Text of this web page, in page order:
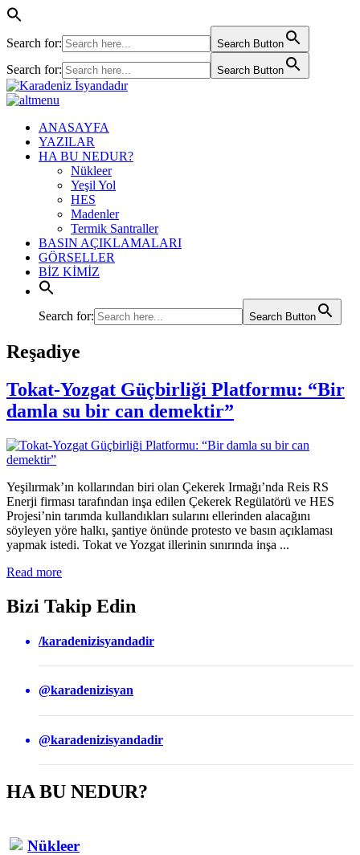
Search for: Search Button
Search for: Search Button
ANASAYFA
YAZILAR
HA BU NEDUR?
Nükleer
Yeşil Yol
HES
Madenler
Termik Santraller
BASIN AÇIKLAMALARI
GÖRSELLER
BİZ KİMİZ
Search for: Search Button
Reşadiye
Tokat-Yozgat Güçbirliği Platformu: “Bir
damla su bir can demektir”
Yeşilırmak’ın kollarından biri olan Çekerek Irmağı’nda Reis RS
Enerji firması tarafından inşa edilen Çekerek Regülatörü ve HES
Projesi’nin tarımda kullandıkları sularını ellerinden alacağını
söyleyen yöre halkı, şantiye önünde protesto ve basın açıklaması
yapmak istedi. Tokat ve Yozgat illerinin sınırında inşa ...
Read more
Bizi Takip Edin
/karadenizisyandadir
@karadenizisyan
@karadenizisyandadir
HA BU NEDUR?
Nükleer